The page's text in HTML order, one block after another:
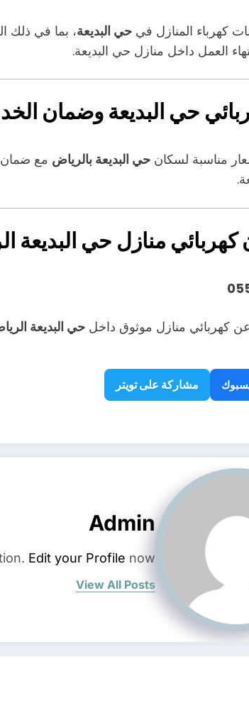
كهرباء المنازل في حي البديعة، بما في ذلك
العمل داخل منازل حي البديعة.
حي البديعة وضمان
مناسبة لسكان حي البديعة بالرياض مع ضمان
كهربائي منازل حي البديعة
كهربائي منازل موثوق داخل حي البديعة
مشاركة على تويتر
Admin
Edit your Profile now.
View All Posts